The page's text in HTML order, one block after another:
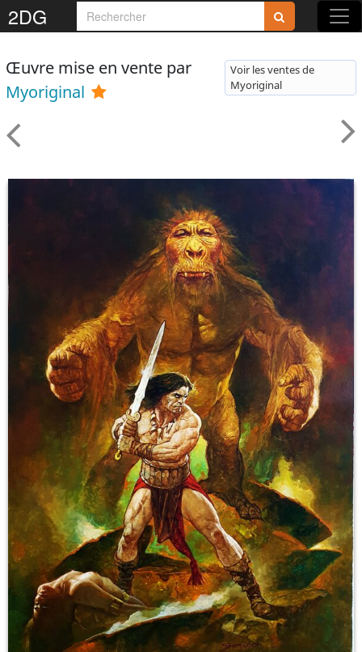
2DG
Œuvre mise en vente par
Myoriginal
Voir les ventes de
Myoriginal